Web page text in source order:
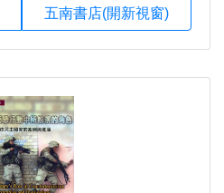
五南書店(開新視窗)